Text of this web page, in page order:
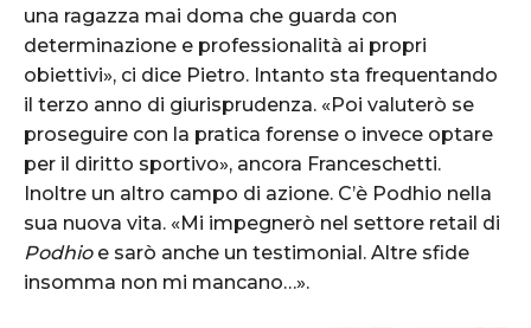
una ragazza mai doma che guarda con
determinazione e professionalità ai propri
obiettivi», ci dice Pietro. Intanto sta frequentando
il terzo anno di giurisprudenza. «Poi valuterò se
proseguire con la pratica forense o invece optare
per il diritto sportivo», ancora Franceschetti.
Inoltre un altro campo di azione. C’è Podhio nella
sua nuova vita. «Mi impegnerò nel settore retail di
Podhioe sarò anche un testimonial. Altre sfide
insomma non mi mancano…».